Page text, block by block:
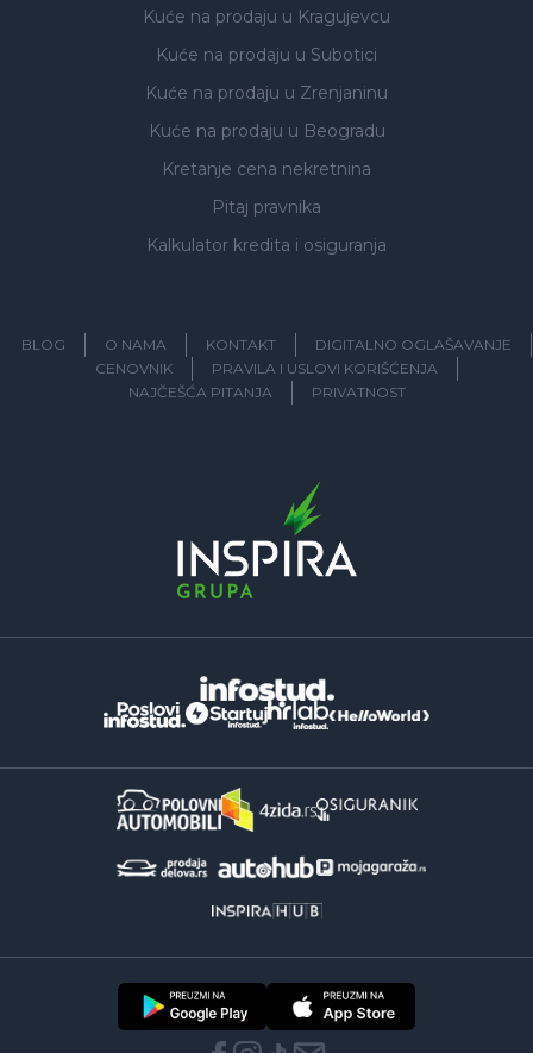
Kuće na prodaju u Kragujevcu
Kuće na prodaju u Subotici
Kuće na prodaju u Zrenjaninu
Kuće na prodaju u Beogradu
Kretanje cena nekretnina
Pitaj pravnika
Kalkulator kredita i osiguranja
BLOG O NAMA KONTAKT
DIGITALNO OGLAŠAVANJE
CENOVNIK
PRAVILA I USLOVI KORIŠĆENJA
NAJČEŠĆA PITANJA
PRIVATNOST